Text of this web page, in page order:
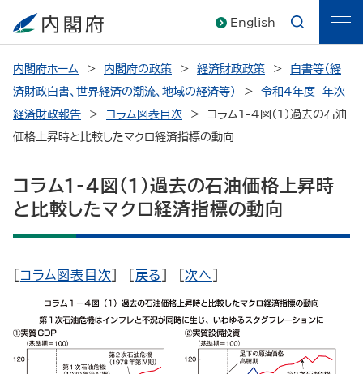
English
内閣府ホーム 内閣府の政策 経済財政政策
白書等（経
済財政白書、世界経済の潮流、地域の経済等）
令和4年度 年次
経済財政報告
コラム図表目次
コラム1-4図（1）過去の石油
価格上昇時と比較したマクロ経済指標の動向
コラム1-4図（1）過去の石油価格上昇時
と比較したマクロ経済指標の動向
コラム図表目次 戻る ] [次へ